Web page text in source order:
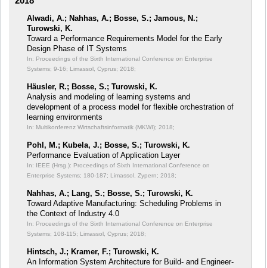
Alwadi, A.; Nahhas, A.; Bosse, S.; Jamous, N.;
Turowski, K.
Toward a Performance Requirements Model for the Early
Design Phase of IT Systems
In: Proceedings of the Sixth International Conference on Enterprise
Systems; 9-16; Limassol, Cyprus; 2018;
Häusler, R.; Bosse, S.; Turowski, K.
Analysis and modeling of learning systems and
development of a process model for flexible orchestration of
learning environments
In: Multikonferenz Wirtschaftsinformatik (MKWI); 2018;
Pohl, M.; Kubela, J.; Bosse, S.; Turowski, K.
Performance Evaluation of Application Layer
In: IEEE (Hrsg.): Proceedings of Sixth International Conference on
Enterprise Systems; 180-187; Limassol, Zypern; 2018;
Nahhas, A.; Lang, S.; Bosse, S.; Turowski, K.
Toward Adaptive Manufacturing: Scheduling Problems in
the Context of Industry 4.0
In: Proceedings of the Sixth International Conference on Enterprise
Systems; 108-115; Limassol, Cyprus; 2018;
Hintsch, J.; Kramer, F.; Turowski, K.
An Information System Architecture for Build- and Engineer-